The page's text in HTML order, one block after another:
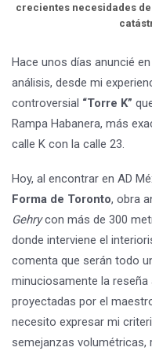
crecientes necesidades
Hace unos días anuncié
análisis, desde mi
controversial “Torre K”
Rampa Habanera, más
calle K con la calle 23.
Hoy, al encontrar en AD
Forma de Toronto, obra
Gehrycon más de 300
donde interviene el
comenta que serán todo
minuciosamente la
proyectadas por el
necesito expresar mi
semejanzas volumétricas,